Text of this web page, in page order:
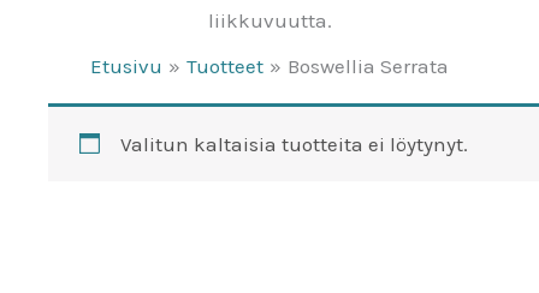
liikkuvuutta.
Etusivu
Tuotteet Boswellia Serrata
Valitun kaltaisia tuotteita ei löytynyt.